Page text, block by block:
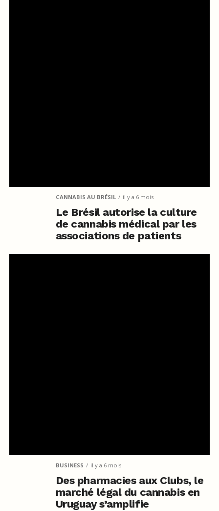
CANNABIS AU BRÉSIL il y a 6 mois
Le Brésil autorise la culture
de cannabis médical par les
associations de patients
BUSINESS il y a 6 mois
Des pharmacies aux Clubs, le
marché légal du cannabis en
Uruguay s’amplifie